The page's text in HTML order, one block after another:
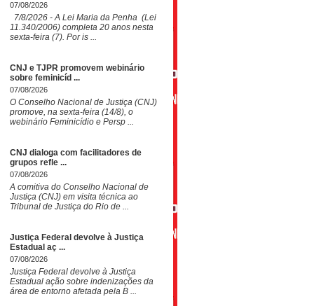
07/08/2026
7/8/2026 - A Lei Maria da Penha (Lei
11.340/2006) completa 20 anos nesta
sexta-feira (7). Por is ...
CNJ e TJPR promovem webinário
sobre feminicíd ...
07/08/2026
O Conselho Nacional de Justiça (CNJ)
promove, na sexta-feira (14/8), o
webinário Feminicídio e Persp ...
CNJ dialoga com facilitadores de
grupos refle ...
07/08/2026
A comitiva do Conselho Nacional de
Justiça (CNJ) em visita técnica ao
Tribunal de Justiça do Rio de ...
Justiça Federal devolve à Justiça
Estadual aç ...
07/08/2026
Justiça Federal devolve à Justiça
Estadual ação sobre indenizações da
área de entorno afetada pela B ...